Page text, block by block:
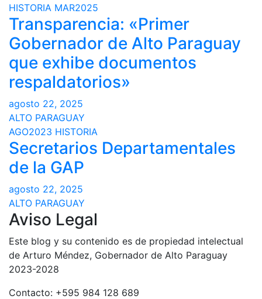
HISTORIA MAR2025
Transparencia: «Primer
Gobernador de Alto Paraguay
que exhibe documentos
respaldatorios»
agosto 22, 2025
ALTO PARAGUAY
AGO2023 HISTORIA
Secretarios Departamentales
de la GAP
agosto 22, 2025
ALTO PARAGUAY
Aviso Legal
Este blog y su contenido es de propiedad intelectual
de Arturo Méndez, Gobernador de Alto Paraguay
2023-2028
Contacto: +595 984 128 689